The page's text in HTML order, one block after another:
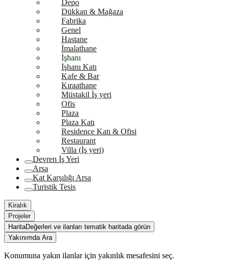
Depo
Dükkan & Mağaza
Fabrika
Genel
Hastane
İmalathane
İşhanı
İşhanı Katı
Kafe & Bar
Kıraathane
Müstakil İş yeri
Ofis
Plaza
Plaza Katı
Residence Katı & Ofisi
Restaurant
Villa (İş yeri)
Devren İş Yeri
Arsa
Kat Karşılığı Arsa
Turistik Tesis
Kiralık
Projeler
HaritaDeğerleri ve ilanları tematik haritada görün
Yakınımda Ara
Konumuna yakın ilanlar için yakınlık mesafesini seç.